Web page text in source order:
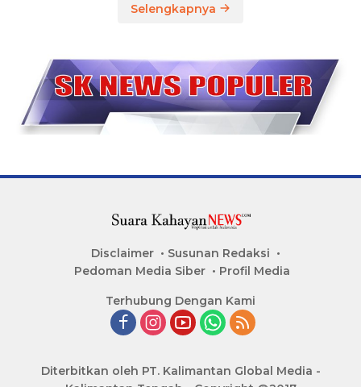
Selengkapnya
Disclaimer
Susunan Redaksi
Pedoman Media Siber
Profil Media
Terhubung Dengan Kami
Diterbitkan oleh PT. Kalimantan Global Media -